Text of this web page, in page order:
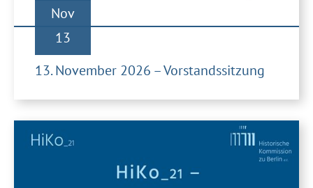
Nov
13
13. November 2026 – Vorstandssitzung